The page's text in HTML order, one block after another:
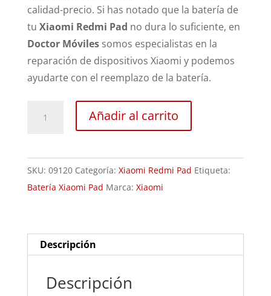
calidad-precio. Si has notado que la batería de
tu Xiaomi Redmi Pad no dura lo suficiente, en
Doctor Móvilessomos especialistas en la
reparación de dispositivos Xiaomi y podemos
ayudarte con el reemplazo de la batería.
Redmi
Pad
cantidad
Añadir al carrito
SKU: 09120 Categoría: Xiaomi Redmi Pad Etiqueta:
Batería Xiaomi Pad Marca: Xiaomi
Descripción
Descripción